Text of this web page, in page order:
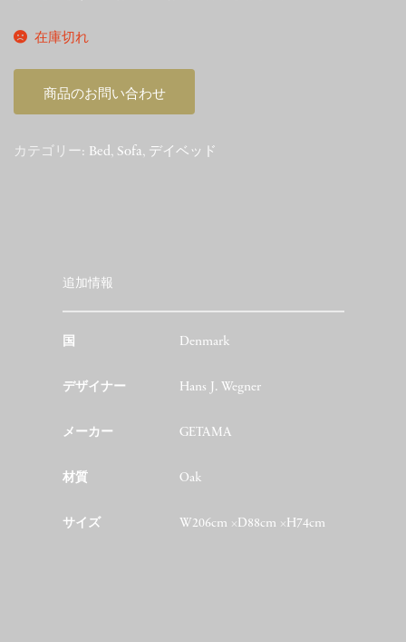
在庫切れ
商品のお問い合わせ
カテゴリー: Bed, Sofa, デイベッド
追加情報
国 Denmark
デザイナー Hans J. Wegner
メーカー GETAMA
材質 Oak
サイズ W206cm ×D88cm ×H74cm